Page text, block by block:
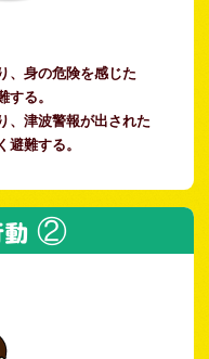
、身の危険を感じた
する。
、津波警報が出された
避難する。
②